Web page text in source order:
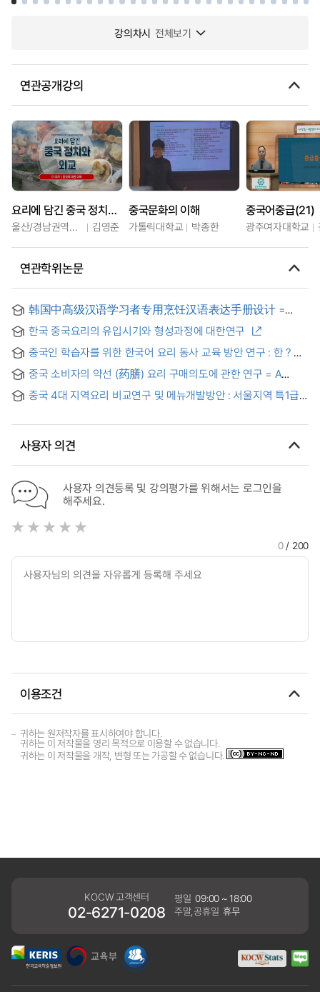
강의차시 전체보기
연관공개강의
요리에 담긴 중국 정치와 외교
울산/경남권역센터 김영준
중국문화의 이해
가톨릭대학교 박종한
중국어중급(21)
광주여자대학교
연관학위논문
韩国中高级汉语学习者专用烹饪汉语表达手册设计 =
개발
한국 중국요리의 유입시기와 형성과정에 대한연구
중국인 학습자를 위한 한국어 요리 동사 교육 방안 연구 : 한 ? 중
요리 동사의 의미 대조 분석을 바탕으로 = A Study on the
teaching method of Korean cuisine verb for Chinese
learners
중국 소비자의 약선 (药膳) 요리 구매의도에 관한 연구 = A
Yakseon Cuisine
중국 4대 지역요리 비교연구 및 메뉴개발방안 : 서울지역 특1급
Five-Star Hotels in Seoul Area
사용자 의견
사용자 의견등록 및 강의평가를 위해서는 로그인을
해주세요.
0/ 200
이용조건
귀하는 원저작자를 표시하여야 합니다.
귀하는 이 저작물을 영리 목적으로 이용할 수 없습니다.
귀하는 이 저작물을 개작, 변형 또는 가공할 수 없습니다.
KOCW 고객센터
02-6271-0208
평일 09:00 ~ 18:00
주말,공휴일 휴무